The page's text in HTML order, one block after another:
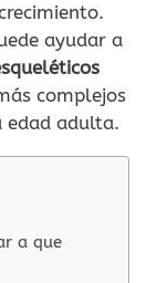
ayudar a
complejos
edad adulta.
a que